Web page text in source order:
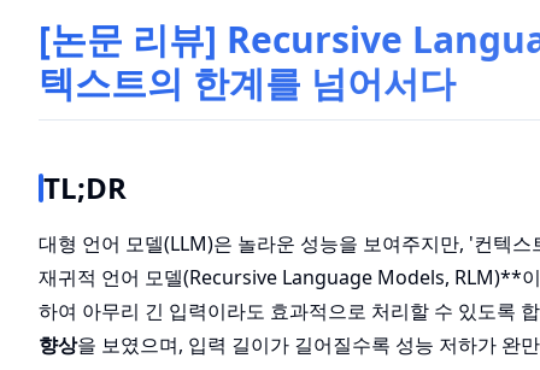
[논문 리뷰] Recursive
텍스트의 한계를 넘어서다
TL;DR
대형 언어 모델(LLM)은 놀라운 성능을 보여주지만, '컨텍
재귀적 언어 모델(Recursive Language Models, RLM)**
하여 아무리 긴 입력이라도 효과적으로 처리할 수 있도록
향상을 보였으며, 입력 길이가 길어질수록 성능 저하가 완